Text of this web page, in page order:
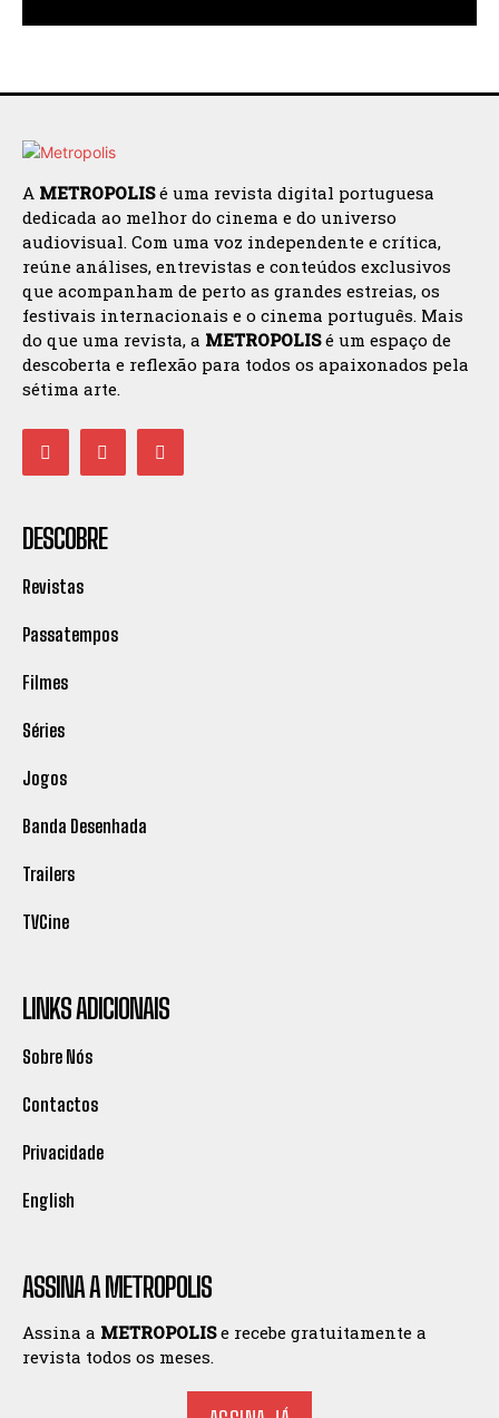
A METROPOLISé uma revista digital portuguesa
dedicada ao melhor do cinema e do universo
audiovisual. Com uma voz independente e crítica,
reúne análises, entrevistas e conteúdos exclusivos
que acompanham de perto as grandes estreias, os
festivais internacionais e o cinema português. Mais
do que uma revista, a METROPOLISé um espaço de
descoberta e reflexão para todos os apaixonados pela
sétima arte.
DESCOBRE
Revistas
Passatempos
Filmes
Séries
Jogos
Banda Desenhada
Trailers
TVCine
LINKS ADICIONAIS
Sobre Nós
Contactos
Privacidade
English
ASSINA A METROPOLIS
Assina a METROPOLISe recebe gratuitamente a
revista todos os meses.